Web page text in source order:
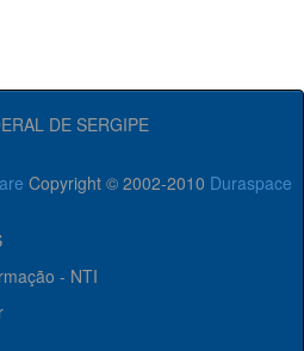
DE SERGIPE
Copyright © 2002-2010 Duraspace
- NTI